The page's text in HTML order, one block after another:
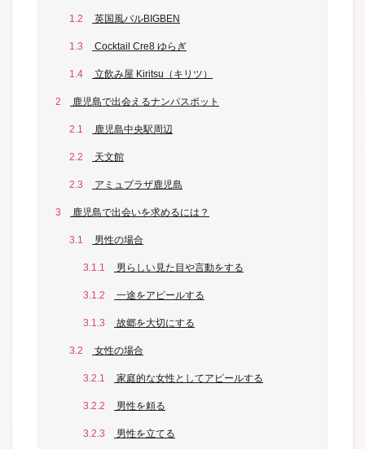
1.2 英国風バルBIGBEN
1.3 Cocktail Cre8 ゆらぎ
1.4 立飲み屋 Kiritsu（キリツ）
2 鹿児島で出会えるナンパスポット
2.1 鹿児島中央駅周辺
2.2 天文館
2.3 アミュプラザ鹿児島
3 鹿児島で出会いを求めるには？
3.1 男性の場合
3.1.1 男らしい見た目や言動をする
3.1.2 一途をアピールする
3.1.3 故郷を大切にする
3.2 女性の場合
3.2.1 家庭的な女性としてアピールする
3.2.2 男性を頼る
3.2.3 男性を立てる